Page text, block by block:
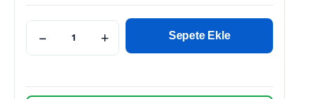
− + Sepete Ekle